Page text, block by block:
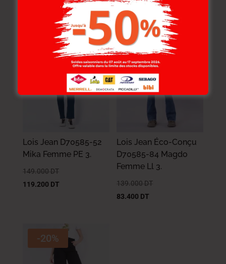
139.000
DT
83.400 DT
-20%
Lois Jean D70585-52
Mika Femme PE 3.
149.000 DT
119.200 DT
-40%
Lois Jean Éco-Conçu
D70585-84 Magdo
Femme Ll 3.
139.000 DT
83.400 DT
-20%